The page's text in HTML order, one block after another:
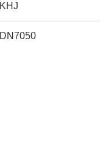
KHJ
DN7050